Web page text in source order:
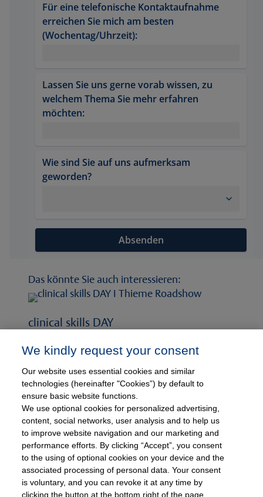
Für eine telefonische Kontaktaufnahme
erreichen Sie mich am besten
(Wochentag/Uhrzeit):
Lassen Sie uns gerne vorab wissen, zu
welchem Thema Sie mehr erfahren
möchten:
Wie sind Sie auf uns aufmerksam
geworden?
Das könnte Sie auch interessieren:
clinical skills DAY
Krankenhäusern, die ihre Einrichtung
zukunftsfähig aufstellen wollen. Holen Sie sich
Ideen, tauschen Sie sich aus und erleben Sie, wie
Sie mit digitalen Lernlösungen Kosten senken,
Qualität sichern und Mitarbeitende binden.
Termin auswählen
We kindly request your consent
Our website uses essential cookies and similar
technologies (hereinafter "Cookies”) by default to
ensure basic website functions.
We use optional cookies for personalized advertising,
content, social networks, user analysis and to help us
to improve website navigation and our marketing and
performance efforts. By clicking “Accept”, you consent
to the using of optional cookies on your device and the
associated processing of personal data. Your consent
is voluntary, and you can revoke it at any time by
clicking the button at the bottom right of the page.